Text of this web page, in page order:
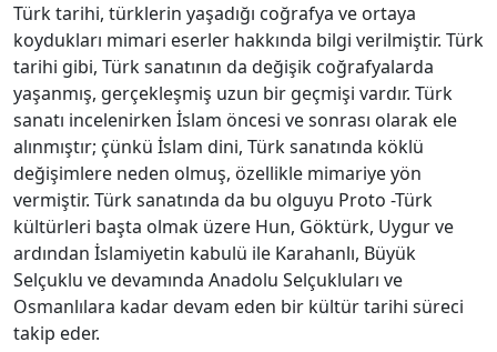
Türk tarihi, türklerin yaşadığı coğrafya ve ortaya
koydukları mimari eserler hakkında bilgi verilmiştir. Türk
tarihi gibi, Türk sanatının da değişik coğrafyalarda
yaşanmış, gerçekleşmiş uzun bir geçmişi vardır. Türk
sanatı incelenirken İslam öncesi ve sonrası olarak ele
alınmıştır; çünkü İslam dini, Türk sanatında köklü
değişimlere neden olmuş, özellikle mimariye yön
vermiştir. Türk sanatında da bu olguyu Proto -Türk
kültürleri başta olmak üzere Hun, Göktürk, Uygur ve
ardından İslamiyetin kabulü ile Karahanlı, Büyük
Selçuklu ve devamında Anadolu Selçukluları ve
Osmanlılara kadar devam eden bir kültür tarihi süreci
takip eder.